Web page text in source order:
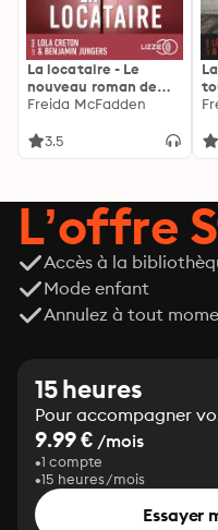
La locataire - Le
nouveau roman de
l'autrice de La femme
Freida McFadden
3.5
L’offre
Accès à la
Mode enfant
Annulez à tout
15 heures
Pour accompagner
9.99 € /mois
1 compte
15 heures/mois
Essayer